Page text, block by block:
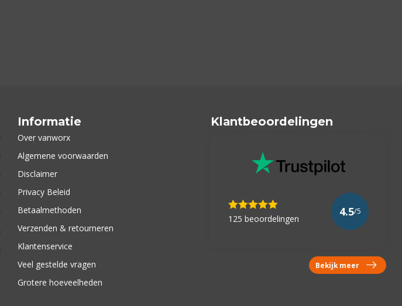
Informatie
Over vanworx
Algemene voorwaarden
Disclaimer
Privacy Beleid
Betaalmethoden
Verzenden & retourneren
Klantenservice
Veel gestelde vragen
Grotere hoeveelheden
Klantbeoordelingen
125 beoordelingen
4.5/5
Bekijk meer